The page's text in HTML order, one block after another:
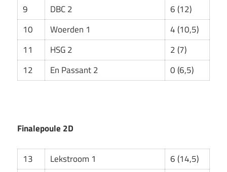
9 DBC 2
6 (12)
10
Woerden 1
4 (10,5)
11
HSG 2
2 (7)
12
En Passant 2 0 (6,5)
Finalepoule 2D
13 Lekstroom 1
6 (14,5)